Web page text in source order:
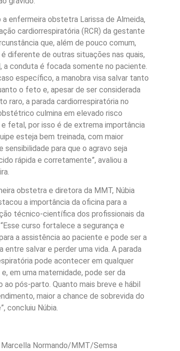
a enfermeira obstetra Larissa de Almeida,
cardiorrespiratória (RCR) da gestante
que, além de pouco comum,
diferente de outras situações nas quais,
a conduta é focada somente no paciente.
específico, a manobra visa salvar tanto
o feto e, apesar de ser considerada
raro, a parada cardiorrespiratória no
culmina em elevado risco
fetal, por isso é de extrema importância
esteja bem treinada, com maior
sensibilidade para que o agravo seja
rápida e corretamente”, avaliou a
obstetra e diretora da MMT, Núbia
a importância da oficina para a
técnico-científica dos profissionais da
curso fortalece a segurança e
a assistência ao paciente e pode ser a
entre salvar e perder uma vida. A parada
pode acontecer em qualquer
em uma maternidade, pode ser da
ao pós-parto. Quanto mais breve e hábil
maior a chance de sobrevida do
concluiu Núbia.
Normando/MMT/Semsa